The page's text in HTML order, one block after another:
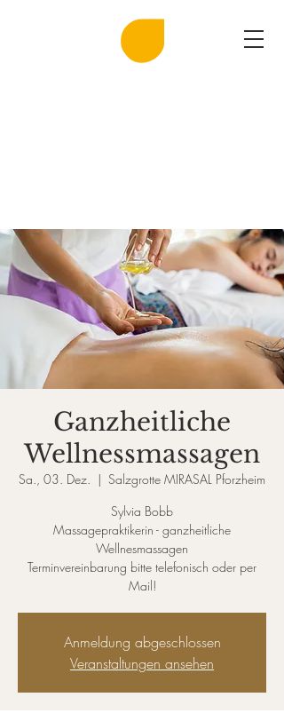
Ganzheitliche
Wellnessmassagen
Sa., 03. Dez.
  |
Salzgrotte MIRASAL Pforzheim
Sylvia Bobb
Massagepraktikerin - ganzheitliche
Wellnesmassagen
Terminvereinbarung bitte telefonisch oder per
Mail!
Anmeldung abgeschlossen
Veranstaltungen ansehen